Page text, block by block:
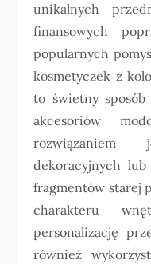
unikalnych
finansowych
popularnych
kosmetyczek z
to świetny
akcesoriów
dekoracyjnych
fragmentów starej
charakteru
personalizację
również